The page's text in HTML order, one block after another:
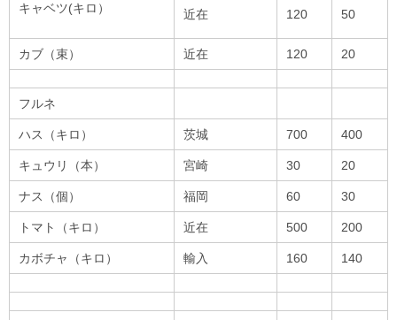
キャベツ(キロ） 近在 120 50
カブ（束） 近在 120 20
フルネ
ハス（キロ） 茨城 700 400
キュウリ（本） 宮崎 30 20
ナス（個） 福岡 60 30
トマト（キロ） 近在 500 200
カボチャ（キロ） 輸入 160 140